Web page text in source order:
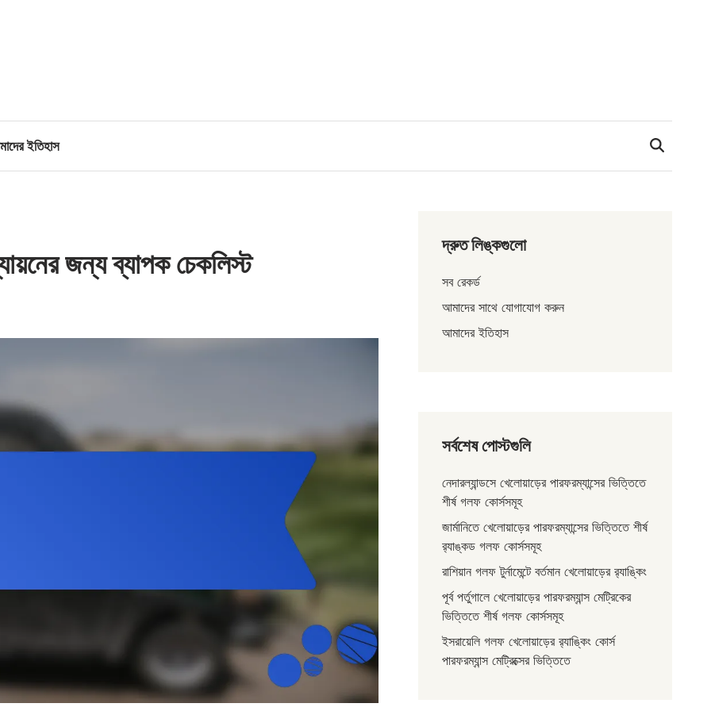
ইতিহাস
জন্য ব্যাপক চেকলিস্ট
দ্রুত লিঙ্কগুলো
সব রেকর্ড
আমাদের সাথে যোগাযোগ করুন
আমাদের ইতিহাস
সর্বশেষ পোস্টগুলি
নেদারল্যান্ডসে খেলোয়াড়ের পারফরম্যান্সের ভিত্তিতে
শীর্ষ গলফ কোর্সসমূহ
জার্মানিতে খেলোয়াড়ের পারফরম্যান্সের ভিত্তিতে শীর্ষ
র‌্যাঙ্কড গলফ কোর্সসমূহ
রাশিয়ান গলফ টুর্নামেন্টে বর্তমান খেলোয়াড়ের র‌্যাঙ্কিং
পূর্ব পর্তুগালে খেলোয়াড়ের পারফরম্যান্স মেট্রিকের
ভিত্তিতে শীর্ষ গলফ কোর্সসমূহ
ইসরায়েলি গলফ খেলোয়াড়ের র‌্যাঙ্কিং কোর্স
পারফরম্যান্স মেট্রিক্সের ভিত্তিতে